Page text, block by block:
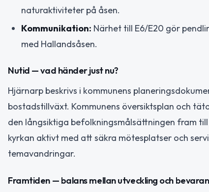
naturaktiviteter på åsen.
Kommunikation: Närhet till E6/E20 gör
med Hallandsåsen.
Nutid — vad händer just nu?
Hjärnarp beskrivs i kommunens
bostadstillväxt. Kommunens översiktsplan och
den långsiktiga befolkningsmålsättningen fram
kyrkan aktivt med att säkra mötesplatser och
temavandringar.
Framtiden — balans mellan utveckling och